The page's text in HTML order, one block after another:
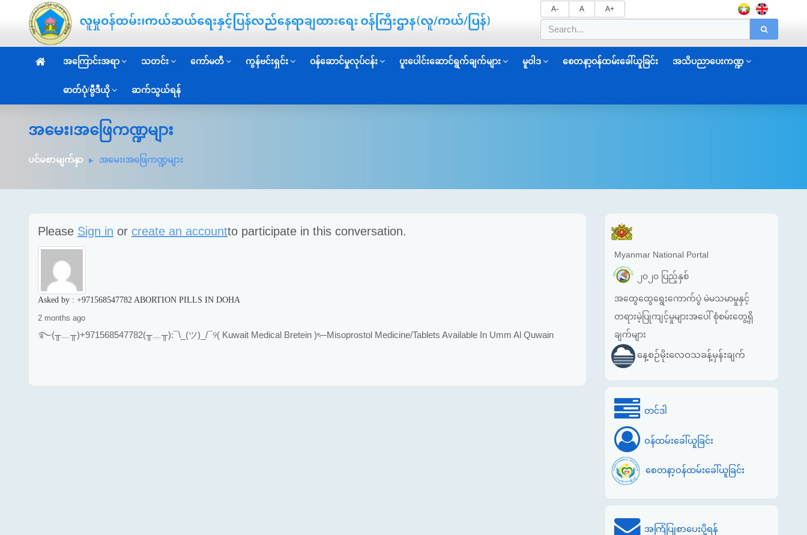
A- A A+
အကြောင်းအရာ သတင်း ကော်မတီ ကွန်ဗင်းရှင်း ဝန်ဆောင်မှုလုပ်ငန်း ပူးပေါင်းဆောင်ရွက်ချက်များ မူဝါဒ စေတနာ့ဝန်ထမ်းခေါ်ယူခြင်း အသိပညာပေးကဏ္ဍ
ဓာတ်ပုံ/ဗွီဒီယို ဆက်သွယ်ရန်
အမေး၊အဖြေကဏ္ဍများ
ပင်မစာမျက်နှာ အမေး၊အဖြေကဏ္ဍများ
Please Sign in or create an accountto participate in this conversation.
Asked by : +971568547782 ABORTION PILLS IN DOHA
2 months ago
࿐(╥﹏╥)+971568547782(╥﹏╥):¯\_(ツ)_/¯୨( Kuwait Medical Bretein )ৎ─Misoprostol Medicine/Tablets Available In Umm Al Quwain
Myanmar National Portal
၂၀၂၀ ပြည့်နှစ်
အထွေထွေရွေးကောက်ပွဲ မဲမသမာမှုနှင့်
တရားမဲ့ပြုကျင့်မှုများအပေါ် စုံစမ်းတွေ့ရှိ
ချက်များ
နေ့စဉ်မိုးလေဝသခန့်မှန်းချက်
တင်ဒါ
ဝန်ထမ်းခေါ်ယူခြင်း
စေတနာ့ဝန်ထမ်းခေါ်ယူခြင်း
အကြံပြုစာပေးပို့ရန်